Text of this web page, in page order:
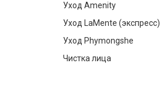
Уход Amenity
Уход LaMente (экспресс)
Уход Phymongshe
Чистка лица